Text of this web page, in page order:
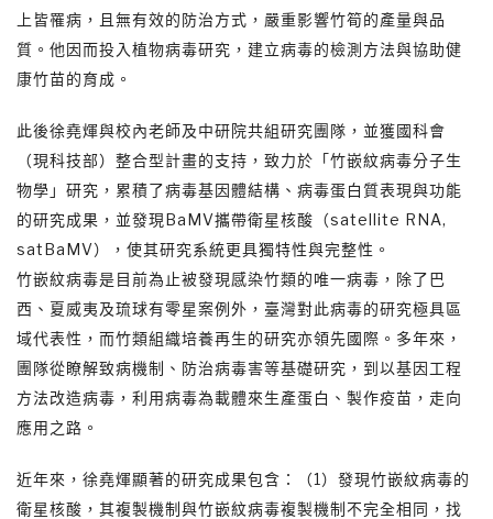
上皆罹病，且無有效的防治方式，嚴重影響竹筍的產量與品
質。他因而投入植物病毒研究，建立病毒的檢測方法與協助健
康竹苗的育成。
此後徐堯煇與校內老師及中研院共組研究團隊，並獲國科會
（現科技部）整合型計畫的支持，致力於「竹嵌紋病毒分子生
物學」研究，累積了病毒基因體結構、病毒蛋白質表現與功能
的研究成果，並發現BaMV攜帶衛星核酸（satellite RNA,
satBaMV），使其研究系統更具獨特性與完整性。
竹嵌紋病毒是目前為止被發現感染竹類的唯一病毒，除了巴
西、夏威夷及琉球有零星案例外，臺灣對此病毒的研究極具區
域代表性，而竹類組織培養再生的研究亦領先國際。多年來，
團隊從瞭解致病機制、防治病毒害等基礎研究，到以基因工程
方法改造病毒，利用病毒為載體來生產蛋白、製作疫苗，走向
應用之路。
近年來，徐堯煇顯著的研究成果包含：（1）發現竹嵌紋病毒的
衛星核酸，其複製機制與竹嵌紋病毒複製機制不完全相同，找